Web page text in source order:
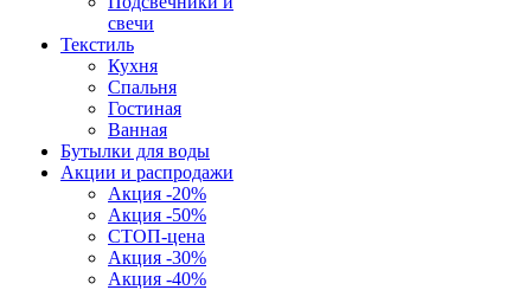
свечи
Текстиль
Кухня
Спальня
Гостиная
Ванная
Бутылки для воды
Акции и распродажи
Акция -20%
Акция -50%
СТОП-цена
Акция -30%
Акция -40%